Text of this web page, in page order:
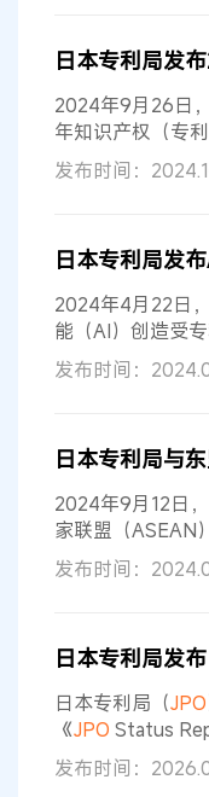
专利、外观设计
情况、审查手续
查质量的举措及
2024年9月26日
年知识产权（专
查报告[1]。国际
际业务、促进创
平；商标审查的
内专利审查质量
专利审查的总体
发布时间：
2024年4月22日
能（AI）创造受
如何在专利法中
外进行了公开信
法保护方式的特
在密切关注AI技
何保护利用AI的
发布时间：
2024年9月12日
家联盟（ASEAN
联合声明2024》
开专利审查标准
ASEAN各国一直
权环境。自2020
产权局共同
发布时间：
日本专利局发
日本专利局（JPO
《JPO Status
况报告》），以
面梳理日本及全
发布时间：